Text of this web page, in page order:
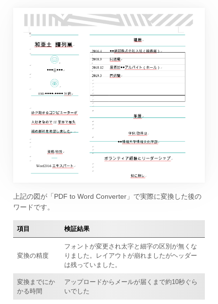
上記の図が「PDF to Word Converter」で実際に変換した後の
ワードです。
項目 検証結果
変換の精度
フォントが変更され太字と細字の区別が無くな
りました。レイアウトが崩れましたがヘッダー
は残っていました。
変換までにか
かる時間
アップロードからメールが届くまで約10秒ぐら
いでした